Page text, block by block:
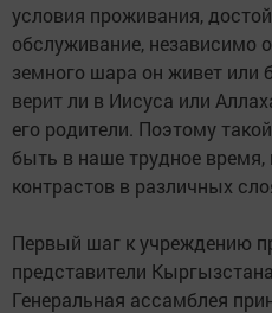
условия проживания,
обслуживание, независимо
земного шара он живет или
верит ли в Иисуса или
его родители. Поэтому
быть в наше трудное время,
контрастов в различных
Первый шаг к учреждению
представители
Генеральная ассамблея